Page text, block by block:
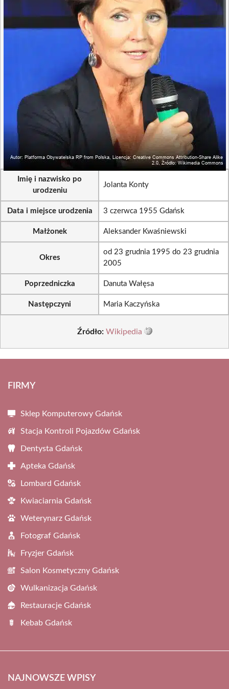
Imię i nazwisko po
urodzeniu
Jolanta Konty
Data i miejsce urodzenia 3 czerwca 1955 Gdańsk
Małżonek Aleksander Kwaśniewski
Okres
od 23 grudnia 1995 do 23 grudnia
2005
Poprzedniczka Danuta Wałęsa
Następczyni Maria Kaczyńska
Źródło: Wikipedia
FIRMY
Sklep Komputerowy Gdańsk
Stacja Kontroli Pojazdów Gdańsk
Dentysta Gdańsk
Apteka Gdańsk
Lombard Gdańsk
Kwiaciarnia Gdańsk
Weterynarz Gdańsk
Fotograf Gdańsk
Fryzjer Gdańsk
Salon Kosmetyczny Gdańsk
Wulkanizacja Gdańsk
Restauracje Gdańsk
Kebab Gdańsk
NAJNOWSZE WPISY